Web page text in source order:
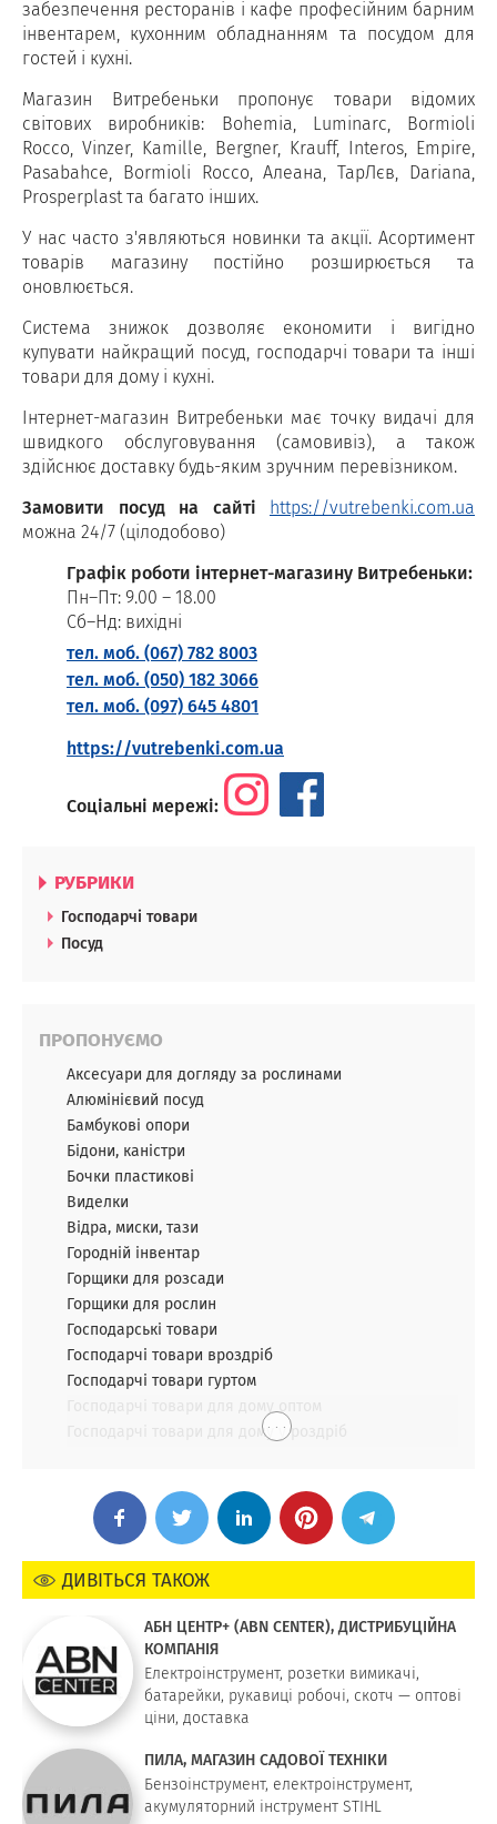
забезпечення ресторанів і кафе професійним барним
інвентарем, кухонним обладнанням та посудом для
гостей і кухні.
Магазин Витребеньки пропонує товари відомих
світових виробників: Bohemia, Luminarc, Bormioli
Rocco, Vinzer, Kamille, Bergner, Krauff, Interos, Empire,
Pasabahce, Bormioli Rocco, Алеана, ТарЛєв, Dariana,
Prosperplast та багато інших.
У нас часто з'являються новинки та акції. Асортимент
товарів магазину постійно розширюється та
оновлюється.
Система знижок дозволяє економити і вигідно
купувати найкращий посуд, господарчі товари та інші
товари для дому і кухні.
Інтернет-магазин Витребеньки має точку видачі для
швидкого обслуговування (самовивіз), а також
здійснює доставку будь-яким зручним перевізником.
Замовити посуд на сайті
https://vutrebenki.com.ua
можна 24/7 (цілодобово)
Графік роботи інтернет-магазину Витребеньки:
Пн–Пт: 9.00 – 18.00
Сб–Нд: вихідні
тел. моб. (067) 782 8003
тел. моб. (050) 182 3066
тел. моб. (097) 645 4801
https://vutrebenki.com.ua
Соціальні мережі:
РУБРИКИ
Господарчі товари
Посуд
ПРОПОНУЄМО
Аксесуари для догляду за рослинами
Алюмінієвий посуд
Бамбукові опори
Бідони, каністри
Бочки пластикові
Виделки
Відра, миски, тази
Городній інвентар
Горщики для розсади
Горщики для рослин
Господарські товари
Господарчі товари вроздріб
Господарчі товари гуртом
Господарчі товари для дому у роздріб
. . .
ДИВІТЬСЯ ТАКОЖ
АБН ЦЕНТР+ (ABN CENTER), ДИСТРИБУЦІЙНА
КОМПАНІЯ
Електроінструмент, розетки вимикачі,
батарейки, рукавиці робочі, скотч — оптові
ціни, доставка
ПИЛА, МАГАЗИН САДОВОЇ ТЕХНІКИ
Бензоінструмент, електроінструмент,
акумуляторний інструмент STIHL